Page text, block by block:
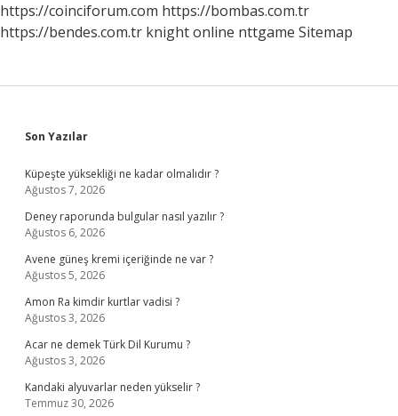
https://coinciforum.com https://bombas.com.tr
https://bendes.com.tr knight online nttgame Sitemap
Sidebar
Son Yazılar
Küpeşte yüksekliği ne kadar olmalıdır ?
Ağustos 7, 2026
Deney raporunda bulgular nasıl yazılır ?
Ağustos 6, 2026
Avene güneş kremi içeriğinde ne var ?
Ağustos 5, 2026
Amon Ra kimdir kurtlar vadisi ?
Ağustos 3, 2026
Acar ne demek Türk Dil Kurumu ?
Ağustos 3, 2026
Kandaki alyuvarlar neden yükselir ?
Temmuz 30, 2026